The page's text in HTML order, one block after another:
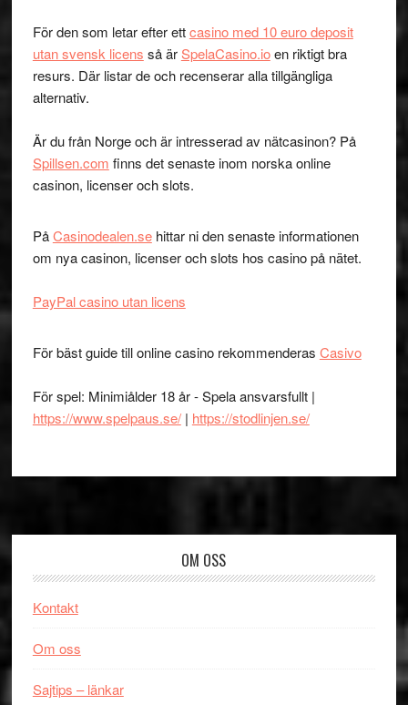
För den som letar efter ettcasino med 10 euro deposit
utan svensk licens så ärSpelaCasino.ioen riktigt bra
resurs. Där listar de och recenserar alla tillgängliga
alternativ.
Är du från Norge och är intresserad av nätcasinon? På
Spillsen.com finns det senaste inom norska online
casinon, licenser och slots.
PåCasinodealen.sehittar ni den senaste informationen
om nya casinon, licenser och slots hos casino på nätet.
PayPal casino utan licens
För bäst guide till online casino rekommenderas Casivo
För spel: Minimiålder 18 år - Spela ansvarsfullt |
https://www.spelpaus.se/| https://stodlinjen.se/
OM OSS
Kontakt
Om oss
Sajtips – länkar